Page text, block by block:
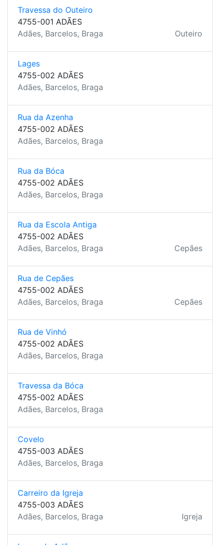
Travessa do Outeiro
4755-001 ADÃES
Adães, Barcelos, Braga
Outeiro
Lages
4755-002 ADÃES
Adães, Barcelos, Braga
Rua da Azenha
4755-002 ADÃES
Adães, Barcelos, Braga
Rua da Bóca
4755-002 ADÃES
Adães, Barcelos, Braga
Rua da Escola Antiga
4755-002 ADÃES
Adães, Barcelos, Braga
Cepães
Rua de Cepães
4755-002 ADÃES
Adães, Barcelos, Braga
Cepães
Rua de Vinhó
4755-002 ADÃES
Adães, Barcelos, Braga
Travessa da Bóca
4755-002 ADÃES
Adães, Barcelos, Braga
Covelo
4755-003 ADÃES
Adães, Barcelos, Braga
Carreiro da Igreja
4755-003 ADÃES
Adães, Barcelos, Braga
Igreja